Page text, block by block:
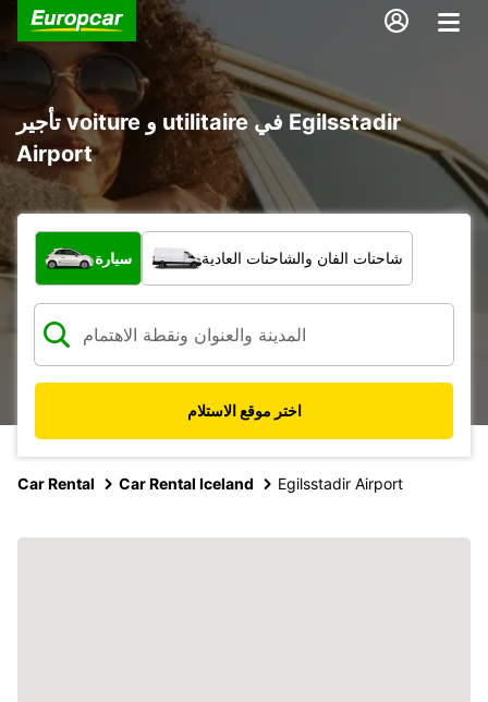
تأجير voiture و utilitaire في Egilsstadir
Airport
ما نوع المركبة؟
سيارة شاحنات الفان والشاحنات العادية
اختر موقع الاستلام
Car Rental Car Rental Iceland Egilsstadir Airport